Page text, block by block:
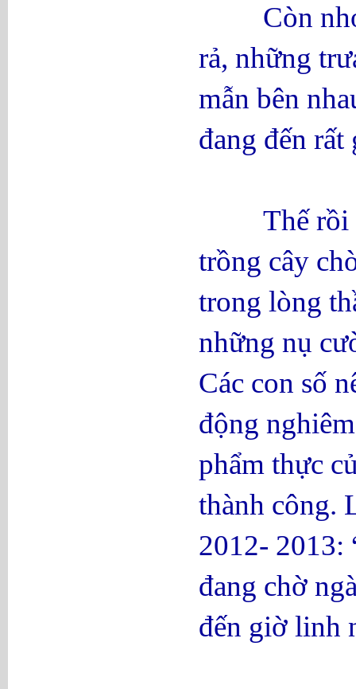
Còn nhớ
rả, những
mẫn bên
đang đến rất
Thế rồi
trồng cây
trong lòng
những nụ
Các con số
động
phẩm thực
thành công.
2012- 2013:
đang chờ
đến giờ linh